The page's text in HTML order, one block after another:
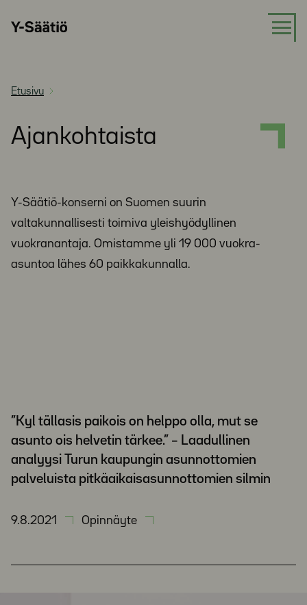
suoraan
Y-
Etusivu
Ajankohtaista
Y-Säätiö-konserni on Suomen suurin
valtakunnallisesti toimiva yleishyödyllinen
vuokranantaja. Omistamme yli 19 000 vuokra-
asuntoa lähes 60 paikkakunnalla.
”Kyl tällasis paikois on helppo olla, mut se
asunto ois helvetin tärkee.” – Laadullinen
analyysi Turun kaupungin asunnottomien
palveluista pitkäaikaisasunnottomien silmin
9.8.2021 Opinnäyte